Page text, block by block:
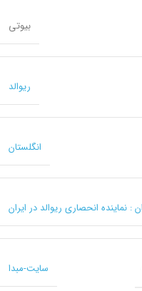
بیوتی
ریوالد
انگلستان
سایت-مبدا